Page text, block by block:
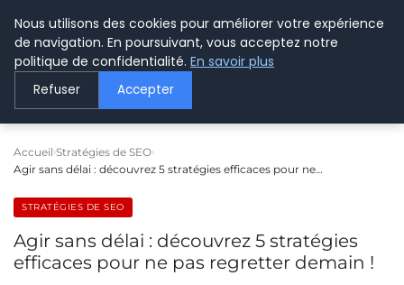
LE WEBMARKETING
Accueil Stratégies de SEO
Agir sans délai : découvrez 5 stratégies efficaces pour ne…
STRATÉGIES DE SEO
Agir sans délai : découvrez 5 stratégies
efficaces pour ne pas regretter demain !
Nous utilisons des cookies pour améliorer votre expérience
de navigation. En poursuivant, vous acceptez notre
politique de confidentialité. En savoir plus
Refuser Accepter